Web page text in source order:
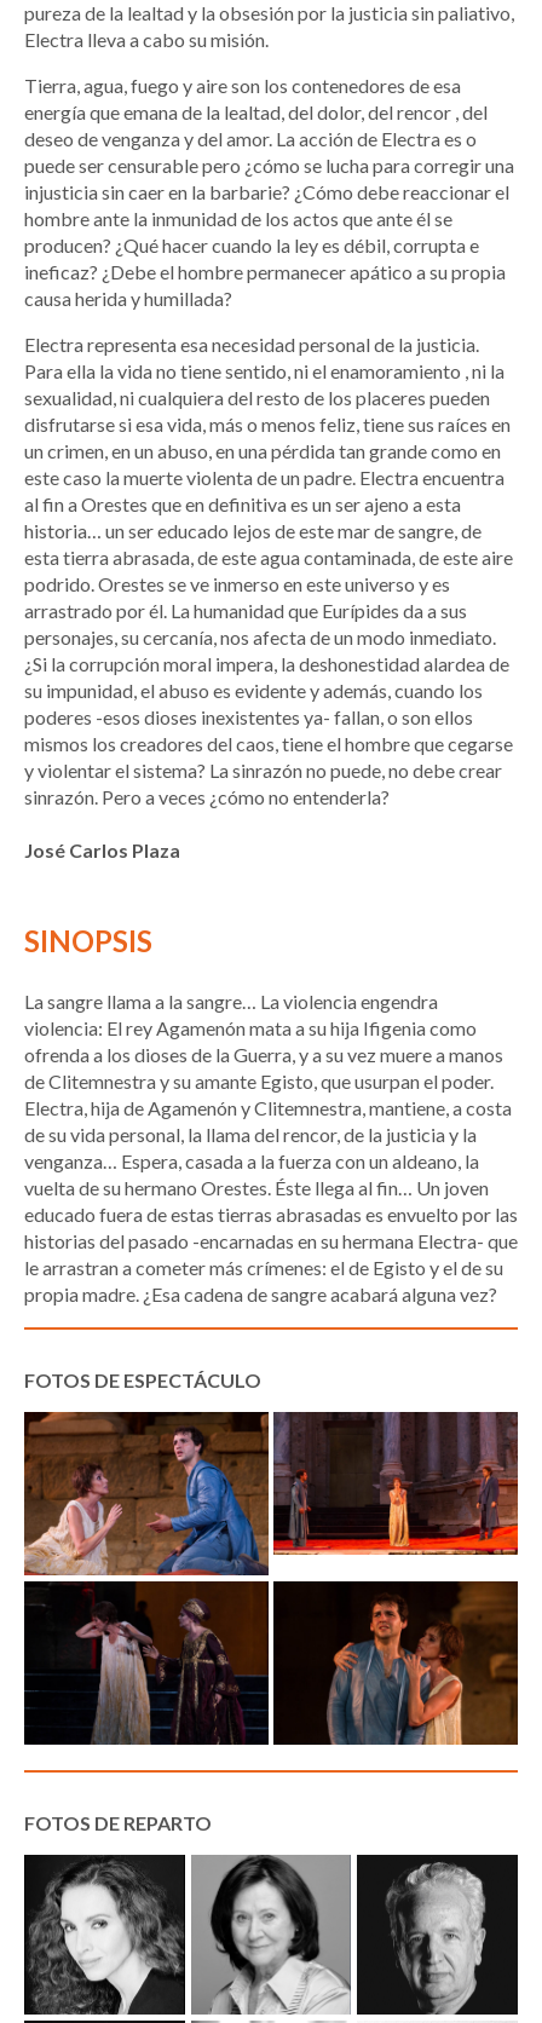
pureza de la lealtad y la obsesión por la justicia sin paliativo,
Electra lleva a cabo su misión.
Tierra, agua, fuego y aire son los contenedores de esa
energía que emana de la lealtad, del dolor, del rencor , del
deseo de venganza y del amor. La acción de Electra es o
puede ser censurable pero ¿cómo se lucha para corregir una
injusticia sin caer en la barbarie? ¿Cómo debe reaccionar el
hombre ante la inmunidad de los actos que ante él se
producen? ¿Qué hacer cuando la ley es débil, corrupta e
ineficaz? ¿Debe el hombre permanecer apático a su propia
causa herida y humillada?
Electra representa esa necesidad personal de la justicia.
Para ella la vida no tiene sentido, ni el enamoramiento , ni la
sexualidad, ni cualquiera del resto de los placeres pueden
disfrutarse si esa vida, más o menos feliz, tiene sus raíces en
un crimen, en un abuso, en una pérdida tan grande como en
este caso la muerte violenta de un padre. Electra encuentra
al fin a Orestes que en definitiva es un ser ajeno a esta
historia… un ser educado lejos de este mar de sangre, de
esta tierra abrasada, de este agua contaminada, de este aire
podrido. Orestes se ve inmerso en este universo y es
arrastrado por él. La humanidad que Eurípides da a sus
personajes, su cercanía, nos afecta de un modo inmediato.
¿Si la corrupción moral impera, la deshonestidad alardea de
su impunidad, el abuso es evidente y además, cuando los
poderes -esos dioses inexistentes ya- fallan, o son ellos
mismos los creadores del caos, tiene el hombre que cegarse
y violentar el sistema? La sinrazón no puede, no debe crear
sinrazón. Pero a veces ¿cómo no entenderla?
José Carlos Plaza
SINOPSIS
La sangre llama a la sangre… La violencia engendra
violencia: El rey Agamenón mata a su hija Ifigenia como
ofrenda a los dioses de la Guerra, y a su vez muere a manos
de Clitemnestra y su amante Egisto, que usurpan el poder.
Electra, hija de Agamenón y Clitemnestra, mantiene, a costa
de su vida personal, la llama del rencor, de la justicia y la
venganza… Espera, casada a la fuerza con un aldeano, la
vuelta de su hermano Orestes. Éste llega al fin… Un joven
educado fuera de estas tierras abrasadas es envuelto por las
historias del pasado -encarnadas en su hermana Electra- que
le arrastran a cometer más crímenes: el de Egisto y el de su
propia madre. ¿Esa cadena de sangre acabará alguna vez?
FOTOS DE ESPECTÁCULO
FOTOS DE REPARTO